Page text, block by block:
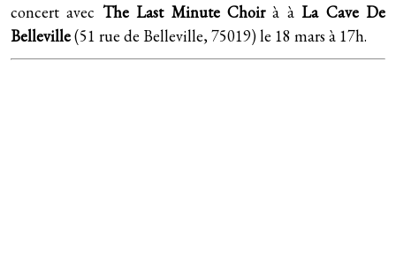
concert avec The Last Minute Choirà àLa Cave De
Belleville(51 rue de Belleville, 75019) le 18 mars à 17h.